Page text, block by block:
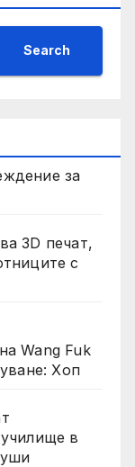
Search
за
3D печат,
с
Wang Fuk
Хоп
в